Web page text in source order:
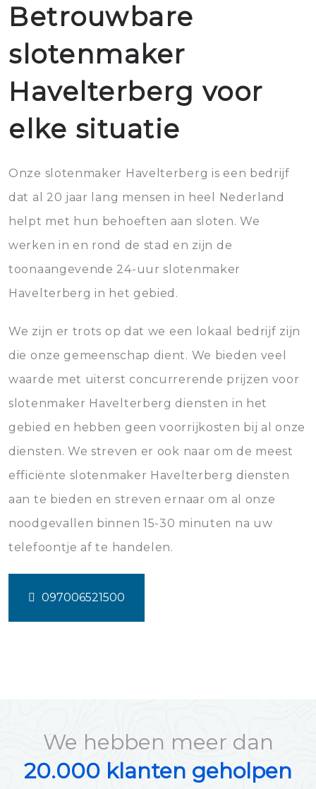
Betrouwbare
slotenmaker
Havelterberg voor
elke situatie
Onze slotenmaker Havelterberg is een bedrijf
dat al 20 jaar lang mensen in heel Nederland
helpt met hun behoeften aan sloten. We
werken in en rond de stad en zijn de
toonaangevende 24-uur slotenmaker
Havelterberg in het gebied.
We zijn er trots op dat we een lokaal bedrijf zijn
die onze gemeenschap dient. We bieden veel
waarde met uiterst concurrerende prijzen voor
slotenmaker Havelterberg diensten in het
gebied en hebben geen voorrijkosten bij al onze
diensten. We streven er ook naar om de meest
efficiënte slotenmaker Havelterberg diensten
aan te bieden en streven ernaar om al onze
noodgevallen binnen 15-30 minuten na uw
telefoontje af te handelen.
097006521500
We hebben meer dan
20.000 klanten geholpen